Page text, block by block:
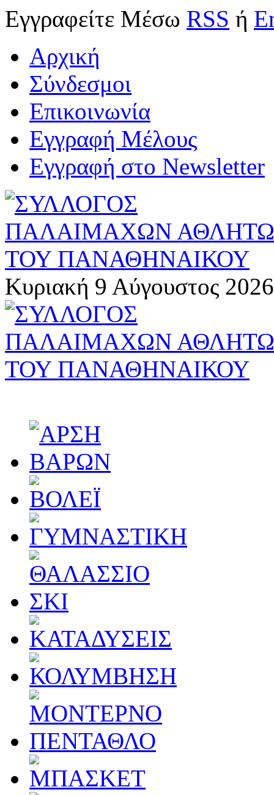
Εγγραφείτε Μέσω RSS ή
Αρχική
Σύνδεσμοι
Επικοινωνία
Εγγραφή Μέλους
Εγγραφή στο Newsletter
Κυριακή 9 Αύγουστος